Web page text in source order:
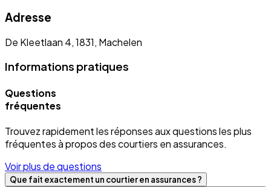
Adresse
De Kleetlaan 4, 1831, Machelen
Informations pratiques
Questions
fréquentes
Trouvez rapidement les réponses aux questions les plus
fréquentes à propos des courtiers en assurances.
Voir plus de questions
Que fait exactement un courtier en assurances ?